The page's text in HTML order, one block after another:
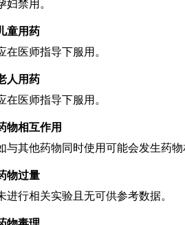
妇禁用。
童用药
在医师指导下服用。
人用药
在医师指导下服用。
物相互作用
与其他药物同时使用可能会发生药
物过量
进行相关实验且无可供参考数据。